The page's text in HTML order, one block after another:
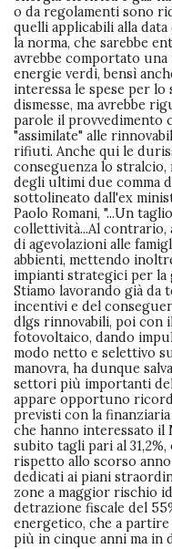
o da regolamenti sono
quelli applicabili alla data
la norma, che sarebbe
avrebbe comportato
energie verdi, bensì
interessa le spese per
dismesse, ma avrebbe
parole il provvedimento
"assimilate" alle
rifiuti. Anche qui le
conseguenza lo stralcio,
degli ultimi due comma
sottolineato dall'ex
Paolo Romani, "...Un
collettività...Al contrario,
di agevolazioni alle
abbienti, mettendo
impianti strategici per
Stiamo lavorando già da
incentivi e del
dlgs rinnovabili, poi con
fotovoltaico, dando
modo netto e selettivo
manovra, ha dunque
settori più importanti
appare opportuno
previsti con la
che hanno interessato il
subito tagli pari al
rispetto allo scorso
dedicati ai piani
zone a maggior rischio
detrazione fiscale del
energetico, che a
più in cinque anni ma in